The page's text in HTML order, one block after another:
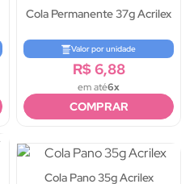
Cola Permanente 37g Acrilex
Valor por unidade
R$ 6,88
em até6x
COMPRAR
Cola Pano 35g Acrilex